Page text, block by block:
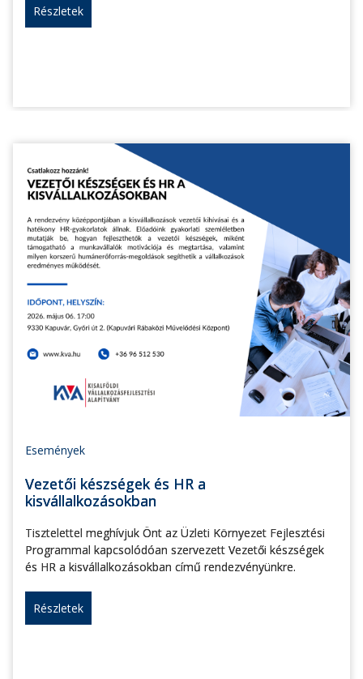
Részletek
Események
Vezetői készségek és HR a
kisvállalkozásokban
Tisztelettel meghívjuk Önt az Üzleti Környezet Fejlesztési
Programmal kapcsolódóan szervezett Vezetői készségek
és HR a kisvállalkozásokban című rendezvényünkre.
Részletek